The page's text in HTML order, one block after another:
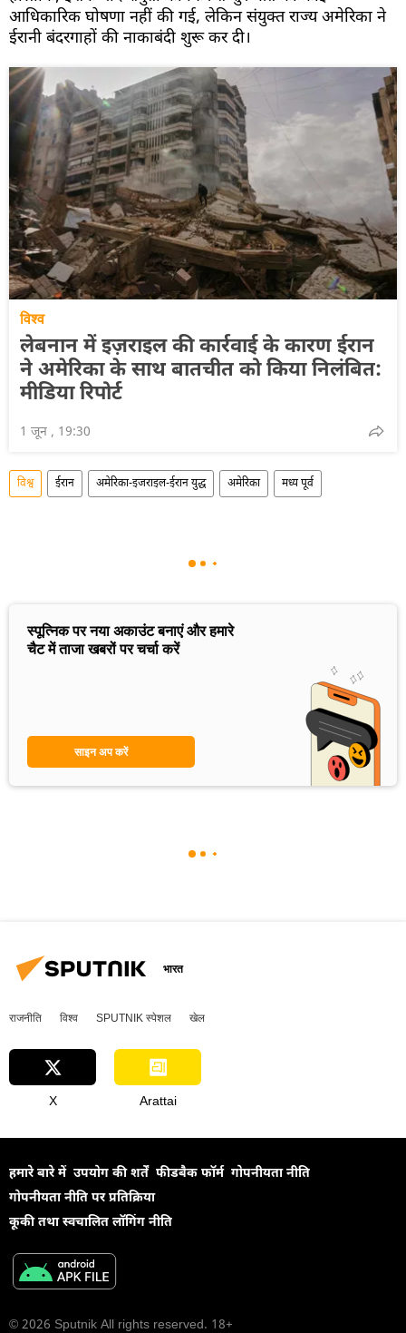
आधिकारिक घोषणा नहीं की गई, लेकिन संयुक्त राज्य अमेरिका ने
ईरानी बंदरगाहों की नाकाबंदी शुरू कर दी।
विश्व
लेबनान में इज़राइल की कार्रवाई के कारण ईरान
ने अमेरिका के साथ बातचीत को किया निलंबित:
मीडिया रिपोर्ट
1 जून , 19:30
विश्व ईरान अमेरिका-इजराइल-ईरान युद्ध अमेरिका मध्य पूर्व
स्पूत्निक पर नया अकाउंट बनाएं और हमारे
चैट में ताजा खबरों पर चर्चा करें
साइन अप करें
भारत
राजनीति विश्व SPUTNIK स्पेशल खेल
X Arattai
हमारे बारे में उपयोग की शर्तें फीडबैक फॉर्म गोपनीयता नीति
गोपनीयता नीति पर प्रतिक्रिया
कूकी तथा स्वचालित लॉगिंग नीति
© 2026 Sputnik All rights reserved. 18+